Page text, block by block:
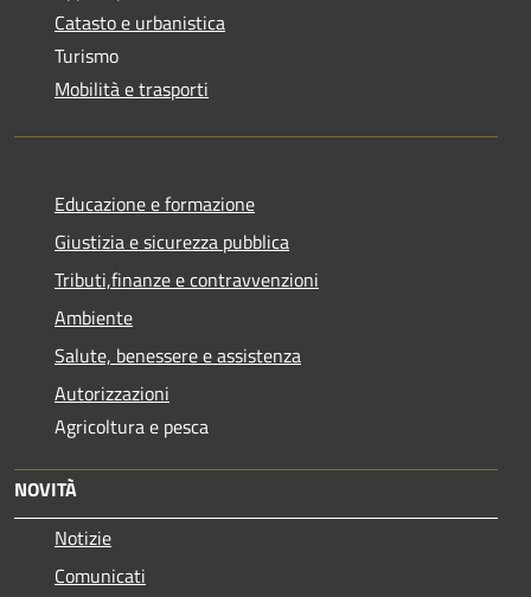
Catasto e urbanistica
Turismo
Mobilità e trasporti
Educazione e formazione
Giustizia e sicurezza pubblica
Tributi,finanze e contravvenzioni
Ambiente
Salute, benessere e assistenza
Autorizzazioni
Agricoltura e pesca
NOVITÀ
Notizie
Comunicati